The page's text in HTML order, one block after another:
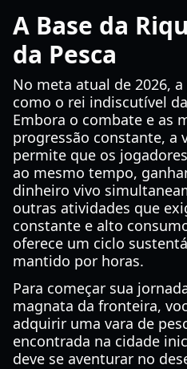
A Base da
da Pesca
No meta atual de 2026,
como o rei indiscutível
Embora o combate e as
progressão constante, a
permite que os
ao mesmo tempo,
dinheiro vivo
outras atividades que
constante e alto
oferece um ciclo
mantido por horas.
Para começar sua
magnata da fronteira,
adquirir uma vara de
encontrada na cidade
deve se aventurar no